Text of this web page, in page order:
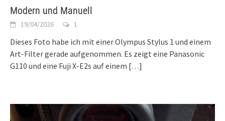
Modern und Manuell
19/04/2026 1
Dieses Foto habe ich mit einer Olympus Stylus 1 und einem
Art-Filter gerade aufgenommen. Es zeigt eine Panasonic
G110 und eine Fuji X-E2s auf einem […]